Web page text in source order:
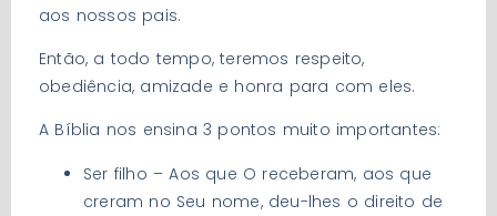
aos nossos pais.
Então, a todo tempo, teremos respeito,
obediência, amizade e honra para com eles.
A Bíblia nos ensina 3 pontos muito importantes:
Ser filho – Aos que O receberam, aos que
creram no Seu nome, deu-lhes o direito de